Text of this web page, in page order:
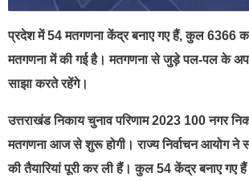
प्रदेश में 54 मतगणना केंद्र बनाए गए हैं, कुल 6366
मतगणना में की गई है। मतगणना से जुड़े पल-पल के
साझा करते रहेंगे।
उत्तराखंड निकाय चुनाव परिणाम 2023 100 नगर
मतगणना आज से शुरू होगी। राज्य निर्वाचन आयोग ने
की तैयारियां पूरी कर ली हैं। कुल 54 केंद्र बनाए गए